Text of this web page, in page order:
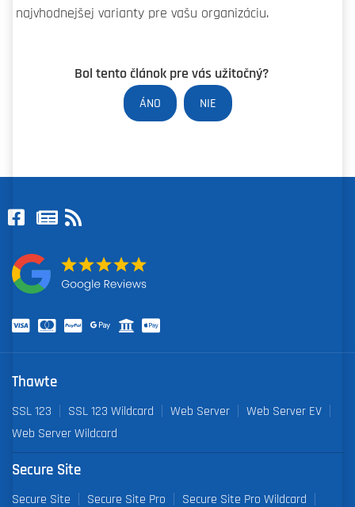
najvhodnejšej varianty pre vašu organizáciu.
Bol tento článok pre vás užitočný?
ÁNO NIE
Thawte
SSL 123 SSL 123 Wildcard Web Server
Web Server EV
Web Server Wildcard
Secure Site
Secure Site Secure Site Pro
Secure Site Pro Wildcard